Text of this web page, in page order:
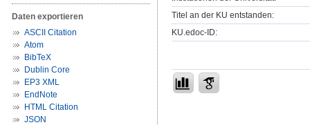
Daten exportieren
ASCII Citation
Atom
BibTeX
Dublin Core
EP3 XML
EndNote
HTML Citation
JSON
Titel an der KU entstanden:
KU.edoc-ID: